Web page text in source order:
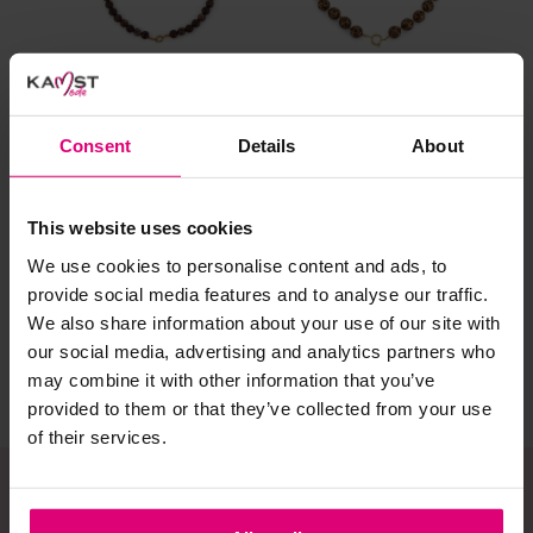
Consent Details About
This website uses cookies
We use cookies to personalise content and ads, to
provide social media features and to analyse our traffic.
We also share information about your use of our site with
our social media, advertising and analytics partners who
may combine it with other information that you’ve
provided to them or that they’ve collected from your use
of their services.
al prima.
Doe de wasmachine niet te vol. Dat voorkomt
kreuken/wrijving.
Gebruik een waszakje voor poreuze materialen en/of
artikelen met kraaltjes/steentjes.
Selecteer het wasgoed op kleur en was met een passend
Gebreide kledingstukken (met of zonder wol):
Allereerst: stel het wassen zo lang mogelijk uit.
Was in de wasmachine op een wol-programma. Dit
voorkomt wrijving en pilling.
Was zo koud mogelijk.
Ketting met kralen
€ 19,95 € 19,95